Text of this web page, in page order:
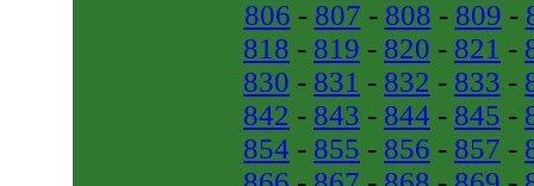
806 - 807 - 808 - 809 -
818 - 819 - 820 - 821 -
830 - 831 - 832 - 833 -
842 - 843 - 844 - 845 -
854 - 855 - 856 - 857 -